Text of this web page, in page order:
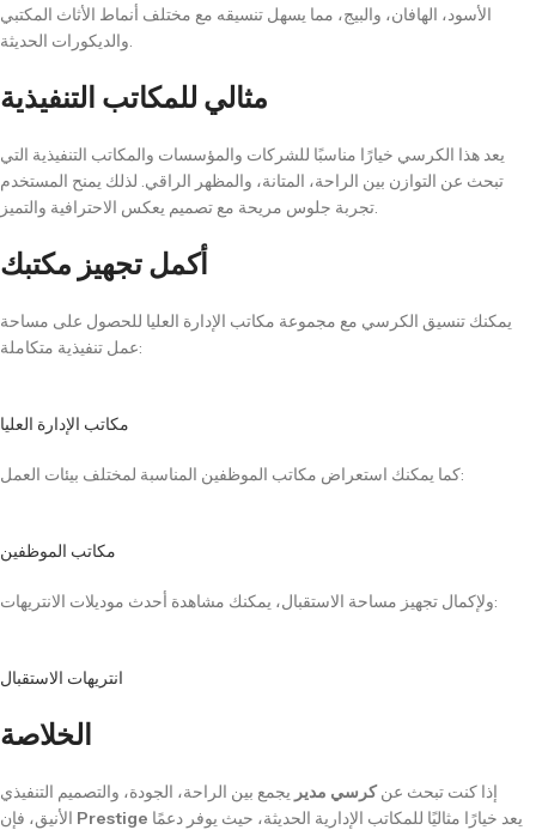
الأسود، الهافان، والبيج، مما يسهل تنسيقه مع مختلف أنماط الأثاث المكتبي
والديكورات الحديثة.
مثالي للمكاتب التنفيذية
يعد هذا الكرسي خيارًا مناسبًا للشركات والمؤسسات والمكاتب التنفيذية التي
تبحث عن التوازن بين الراحة، المتانة، والمظهر الراقي. لذلك يمنح المستخدم
تجربة جلوس مريحة مع تصميم يعكس الاحترافية والتميز.
أكمل تجهيز مكتبك
يمكنك تنسيق الكرسي مع مجموعة مكاتب الإدارة العليا للحصول على مساحة
عمل تنفيذية متكاملة:
مكاتب الإدارة العليا
كما يمكنك استعراض مكاتب الموظفين المناسبة لمختلف بيئات العمل:
مكاتب الموظفين
ولإكمال تجهيز مساحة الاستقبال، يمكنك مشاهدة أحدث موديلات الانتريهات:
انتريهات الاستقبال
الخلاصة
إذا كنت تبحث عنكرسي مدير يجمع بين الراحة، الجودة، والتصميم التنفيذي
Prestige